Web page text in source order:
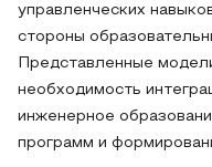
управленческих
стороны
Представленные
необходимость
инженерное
программ и